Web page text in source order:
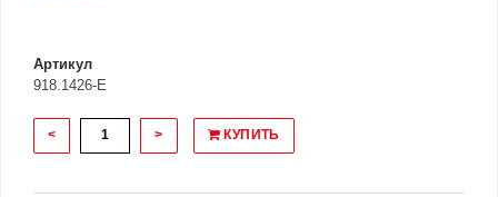
Артикул
918.1426-E
< > КУПИТЬ